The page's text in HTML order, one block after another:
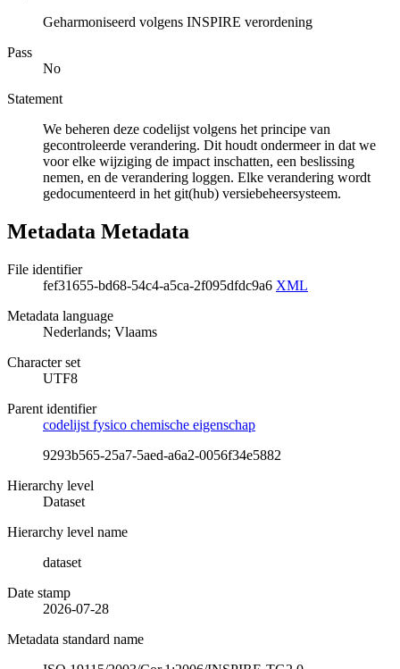
Geharmoniseerd volgens INSPIRE verordening
Pass
No
Statement
We beheren deze codelijst volgens het principe van
gecontroleerde verandering. Dit houdt ondermeer in dat we
voor elke wijziging de impact inschatten, een beslissing
nemen, en de verandering loggen. Elke verandering wordt
gedocumenteerd in het git(hub) versiebeheersysteem.
Metadata Metadata
File identifier
fef31655-bd68-54c4-a5ca-2f095dfdc9a6 XML
Metadata language
Nederlands; Vlaams
Character set
UTF8
Parent identifier
codelijst fysico chemische eigenschap
9293b565-25a7-5aed-a6a2-0056f34e5882
Hierarchy level
Dataset
Hierarchy level name
dataset
Date stamp
2026-07-28
Metadata standard name